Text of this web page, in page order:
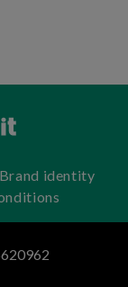
Brand identity